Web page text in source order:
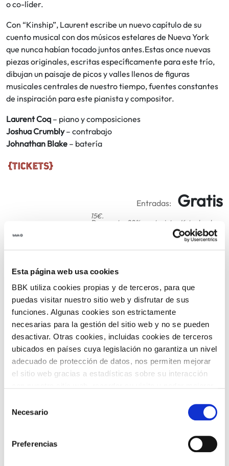
Esta página web usa cookies
BBK utiliza cookies propias y de terceros, para que
puedas visitar nuestro sitio web y disfrutar de sus
funciones. Algunas cookies son estrictamente
necesarias para la gestión del sitio web y no se pueden
desactivar. Otras cookies, incluidas cookies de terceros
ubicados en países cuya legislación no garantiza un nivel
adecuado de protección de datos, nos permiten mejorar
el sitio web gracias a estadísticas sobre su interacción
el uso que haga del sitio web con nuestros partners de
información que les haya proporcionado o que hayan
recopilado a partir del uso que haya hecho de sus
Necesario
Preferencias
o co-líder.
Con “Kinship”, Laurent escribe un nuevo capítulo de su
cuento musical con dos músicos estelares de Nueva York
que nunca habían tocado juntos antes.Estas once nuevas
piezas originales, escritas específicamente para este trío,
dibujan un paisaje de picos y valles llenos de figuras
musicales centrales de nuestro tiempo, fuentes constantes
de inspiración para este pianista y compositor.
Laurent Coq – piano y composiciones
Joshua Crumbly– contrabajo
Johnathan Blake – batería
Entradas: Gratis
15€.
Descuento: 20% con tarjetas Kutxabank.
Deskontua: %20 Kutxabankeko txartelekin.
VOLVER
TEMÁTICAS
FOTOGRAFÍA